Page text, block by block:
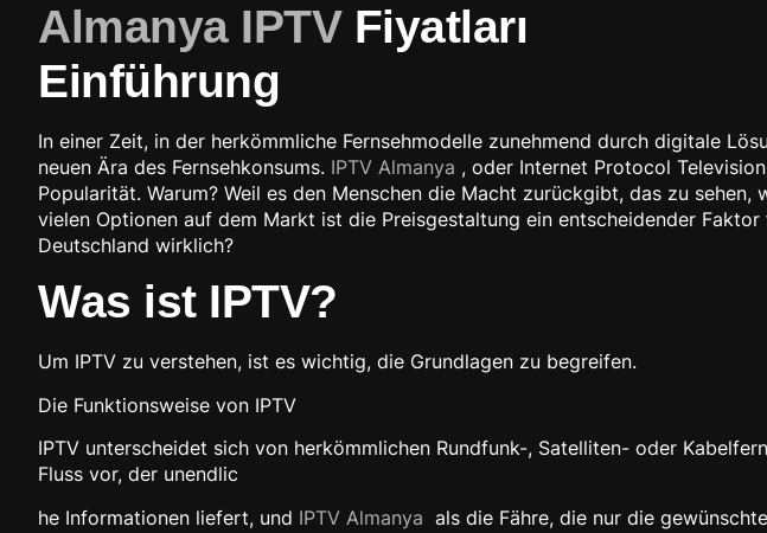
Almanya IPTVFiyatları
Einführung
In einer Zeit, in der herkömmliche Fernsehmodelle zunehmend durch digitale
neuen Ära des Fernsehkonsums. IPTV Almanya , oder Internet Protocol
Popularität. Warum? Weil es den Menschen die Macht zurückgibt, das zu sehen,
vielen Optionen auf dem Markt ist die Preisgestaltung ein entscheidender
Deutschland wirklich?
Was ist IPTV?
Um IPTV zu verstehen, ist es wichtig, die Grundlagen zu begreifen.
Die Funktionsweise von IPTV
IPTV unterscheidet sich von herkömmlichen Rundfunk-, Satelliten- oder
Fluss vor, der unendlic
he Informationen liefert, und IPTV Almanya als die Fähre, die nur die